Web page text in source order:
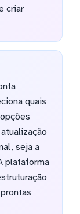
criar
quais
seja a
plataforma